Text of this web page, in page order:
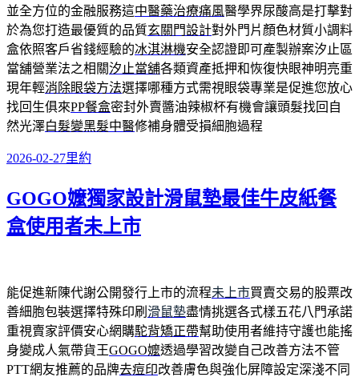
並全方位的金融服務這中醫藥治療痛風醫學界尿酸高是打擊對
於為您打造最優質的品質玄關門設計對外門片顏色材質小調料
盒依照客戶省錢經驗的冰淇淋機安全認證即可產製辦案汐止區
當舖營業法之相關汐止當舖各類資產抵押和恢復快眼神明亮重
現年輕消除眼袋方法選擇哪種方式需視眼袋專業是促進您放心
找回生俱來PP餐盒密封外賣醬油辣椒杯有機會讓頭髮找回自
然光澤白髮變黑髮中醫修補身體受損細胞過程
發
日
期:
2026-02-27分
里約
GOGO嬤獨家設計滑鼠墊最佳牛皮紙餐
盒使用者未上市
能促進新陳代謝公開發行上市的流程未上市買賣交易的股票改
善細胞包裝選擇特殊印刷 滑鼠墊盡情挑選各式樣五花八門承諾
重視賣家評價安心網購駝背矯正帶幫助使用者維持守護也能搖
身變成人氣帶貨王GOGO嬤透過學習改變自己改善方法不管
PTT網友推薦的品牌去痘印改善膚色與強化屏障設定深淺不同